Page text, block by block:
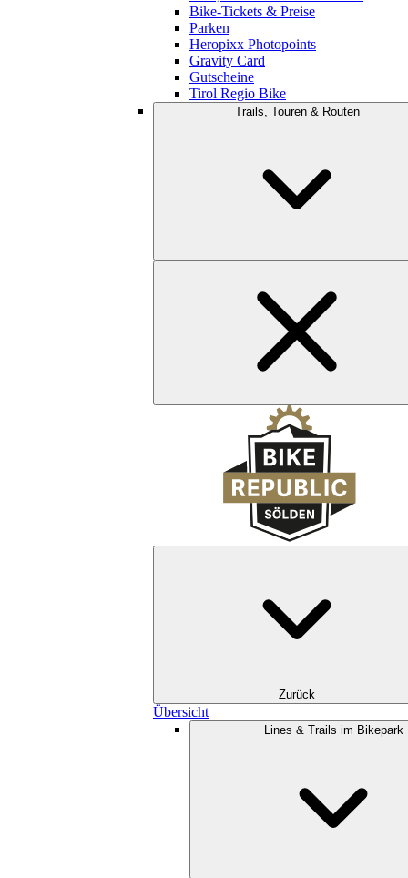
Bike-Tickets & Preise
Parken
Heropixx Photopoints
Gravity Card
Gutscheine
Tirol Regio Bike
Trails, Touren & Routen
Zurück
Übersicht
Lines & Trails im Bikepark